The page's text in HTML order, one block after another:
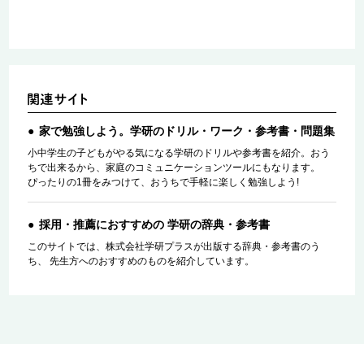
家で勉強しよう。学研のドリル・ワーク・参考書・問題集
小中学生の子どもがやる気になる学研のドリルや参考書を紹介。おう
ちで出来るから、家庭のコミュニケーションツールにもなります。
ぴったりの1冊をみつけて、おうちで手軽に楽しく勉強しよう!
採用・推薦におすすめの 学研の辞典・参考書
このサイトでは、株式会社学研プラスが出版する辞典・参考書のう
ち、 先生方へのおすすめのものを紹介しています。